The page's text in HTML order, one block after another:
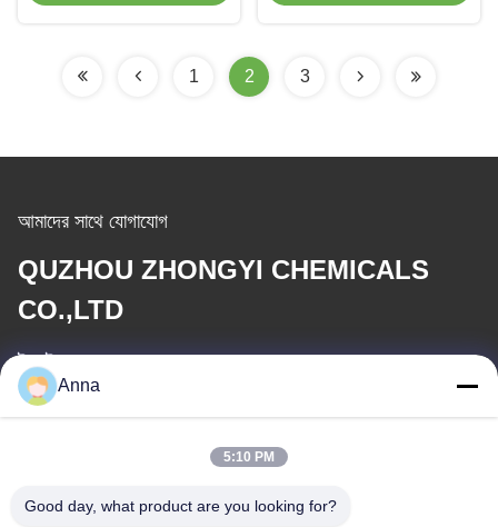
1 2 3
আমাদের সাথে যোগাযোগ
QUZHOU ZHONGYI CHEMICALS
CO.,LTD
ই-মেইল
Anna
5:10 PM
Good day, what product are you looking for?